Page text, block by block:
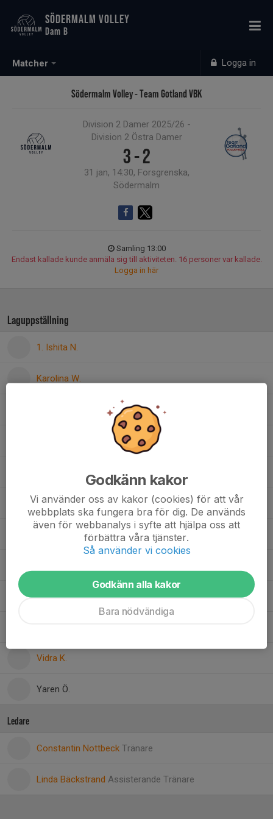
Matcher Logga in
SÖDERMALM VOLLEY
Dam B
Södermalm Volley - Team Gotland VBK
Division 2 Damer 2025/26 -
Division 2 Östra Damer
3 - 2
31 jan, 14:30, Forsgrenska,
Södermalm
Samling 13:00
Endast kallade kunde anmäla sig till aktiviteten. 16 personer var kallade.
Logga in här
Laguppställning
1. Ishita N.
Karolina W.
4. Saidat N., Dam C
Urangoo T.
Vidra K.
Yaren Ö.
Ledare
Constantin Nottbeck Tränare
Linda Bäckstrand Assisterande Tränare
Godkänn kakor
Vi använder oss av kakor (cookies) för att vår
webbplats ska fungera bra för dig. De används
även för webbanalys i syfte att hjälpa oss att
förbättra våra tjänster.
Så använder vi cookies
Godkänn alla kakor
Bara nödvändiga